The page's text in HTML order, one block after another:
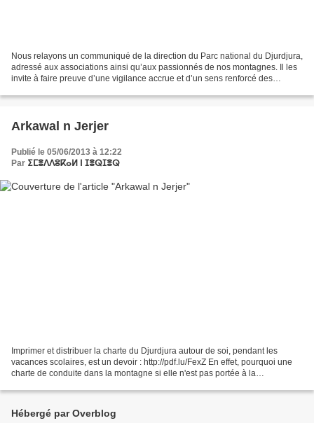
Nous relayons un communiqué de la direction du Parc national du Djurdjura,
adressé aux associations ainsi qu’aux passionnés de nos montagnes. Il les
invite à faire preuve d’une vigilance accrue et d’un sens renforcé des
Arkawal n Jerjer
Publié le 05/06/2013 à 12:22
Par ⵉⵎⴻⴷⴷⵓⴽⴰⵍ ⵏ ⵊⴻⵕⵊⴻⵕ
Imprimer et distribuer la charte du Djurdjura autour de soi, pendant les
vacances scolaires, est un devoir : http://pdf.lu/FexZ En effet, pourquoi une
charte de conduite dans la montagne si elle n'est pas portée à la
Hébergé par Overblog